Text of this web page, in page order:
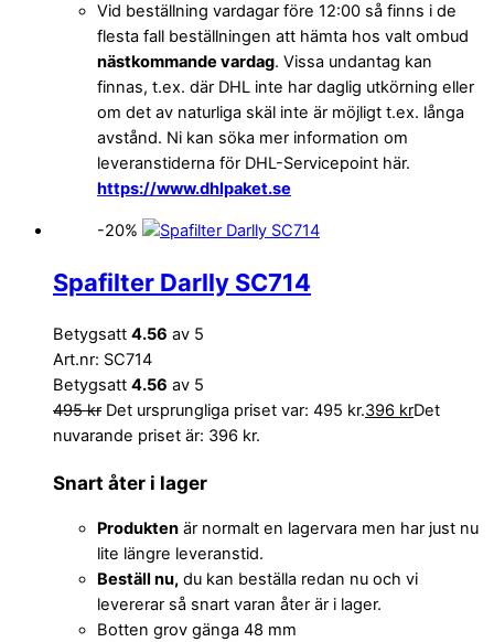
Vid beställning vardagar före 12:00 så finns i de
flesta fall beställningen att hämta hos valt ombud
nästkommande vardag. Vissa undantag kan
finnas, t.ex. där DHL inte har daglig utkörning eller
om det av naturliga skäl inte är möjligt t.ex. långa
avstånd. Ni kan söka mer information om
leveranstiderna för DHL-Servicepoint här.
https://www.dhlpaket.se
-20%
Spafilter Darlly SC714
Betygsatt 4.56 av 5
Art.nr: SC714
Betygsatt 4.56 av 5
495kr Det ursprungliga priset var: 495 kr.396 krDet
nuvarande priset är: 396 kr.
Snart åter i lager
Produkten är normalt en lagervara men har just nu
lite längre leveranstid.
Beställ nu, du kan beställa redan nu och vi
levererar så snart varan åter är i lager.
Botten grov gänga 48 mm